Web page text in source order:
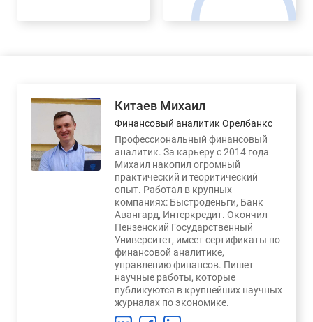
Китаев Михаил
Финансовый аналитик Орелбанкс
Профессиональный финансовый
аналитик. За карьеру с 2014 года
Михаил накопил огромный
практический и теоритический
опыт. Работал в крупных
компаниях: Быстроденьги, Банк
Авангард, Интеркредит. Окончил
Пензенский Государственный
Университет, имеет сертификаты по
финансовой аналитике,
управлению финансов. Пишет
научные работы, которые
публикуются в крупнейших научных
журналах по экономике.